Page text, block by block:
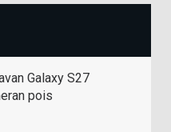
Galaxy S27
pois